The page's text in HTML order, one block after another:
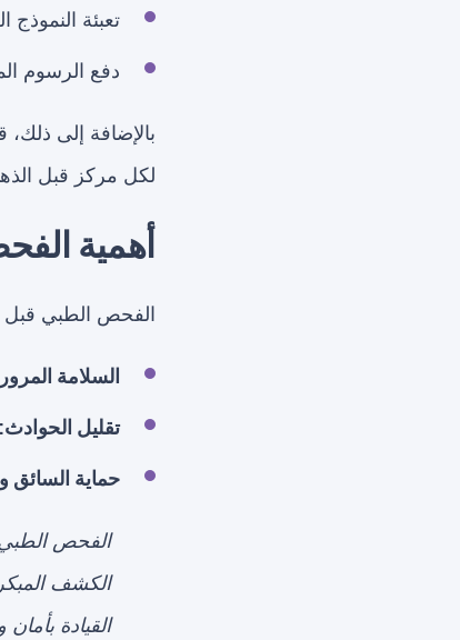
تعبئة
دفع الرسوم
بالإضافة إلى
لكل مركز قبل
أهمية
الفحص الطبي قبل
السلامة
تقليل الحوادث:
حماية السائق
الفحص
الكشف
القيادة